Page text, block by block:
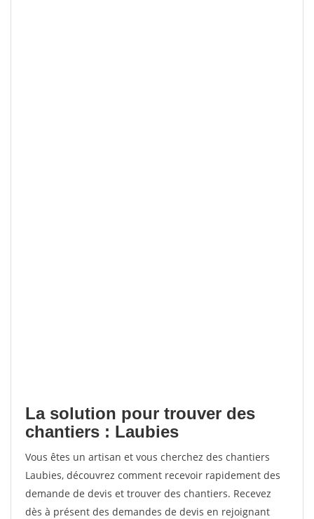
La solution pour trouver des
chantiers : Laubies
Vous êtes un artisan et vous cherchez des chantiers
Laubies, découvrez comment recevoir rapidement des
demande de devis et trouver des chantiers. Recevez
dès à présent des demandes de devis en rejoignant